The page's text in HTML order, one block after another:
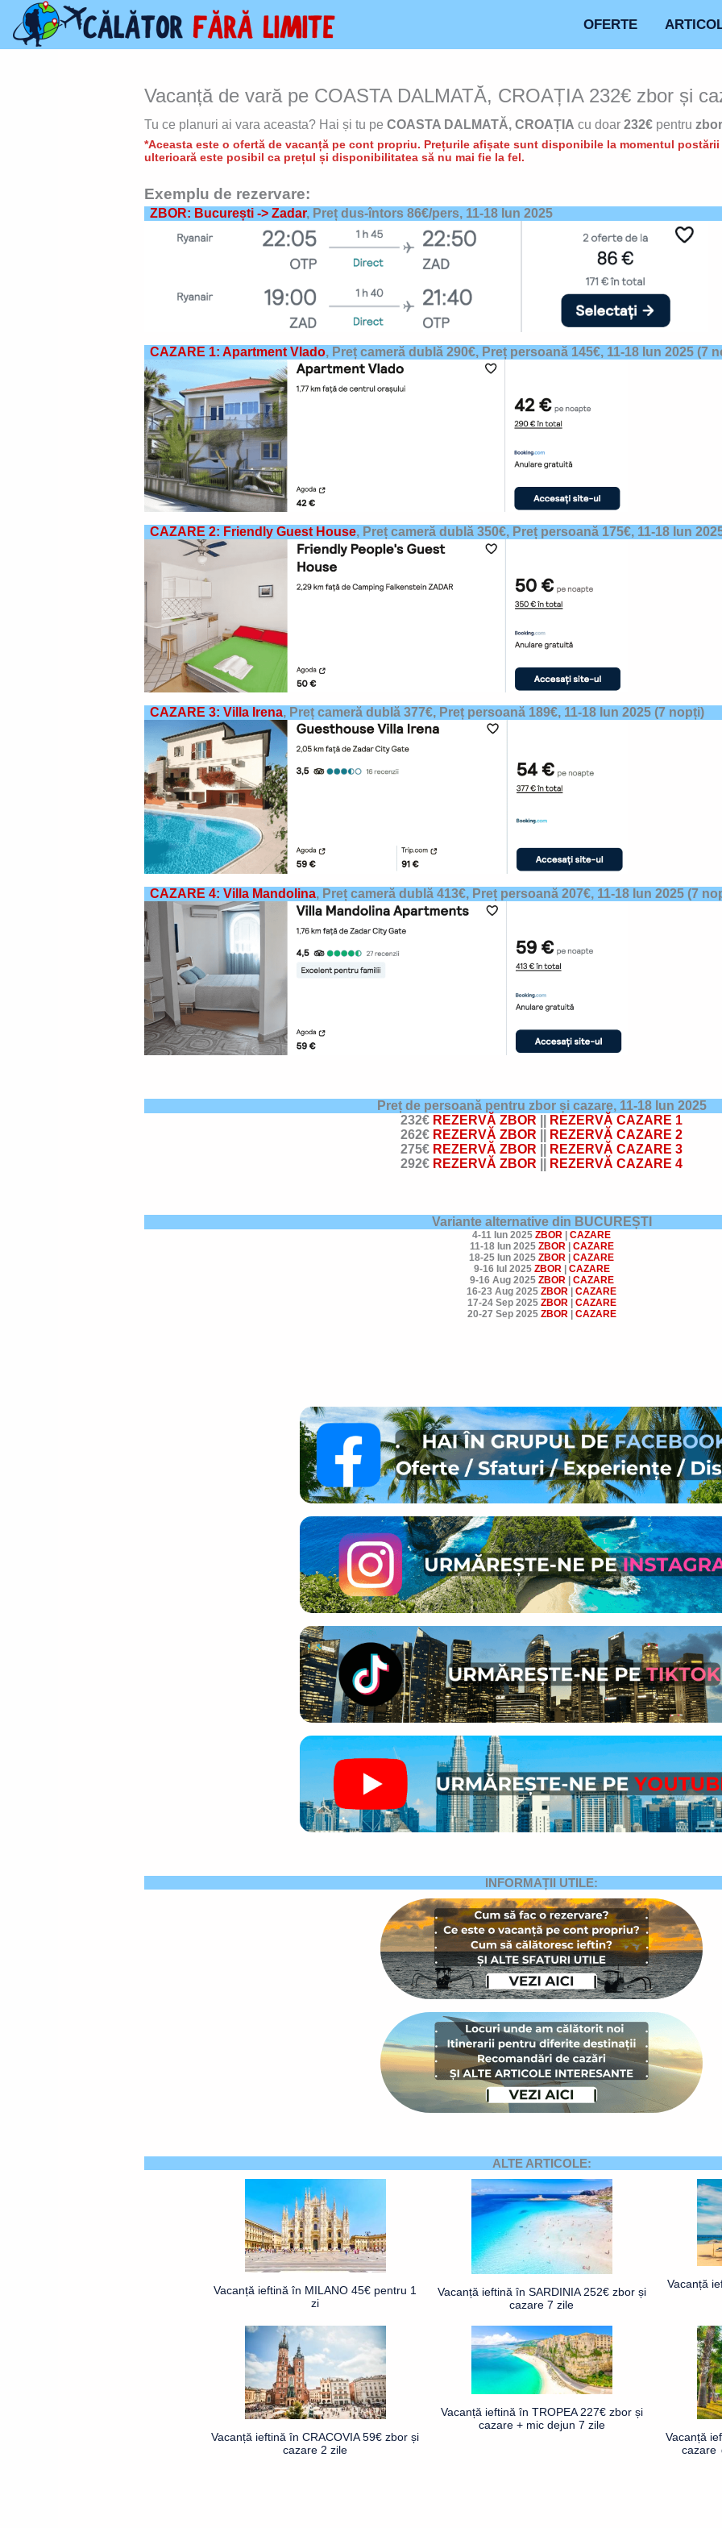
content
OFERTE
Vacanță de vară pe COASTA DALMATĂ, CROAȚIA 232€ zbor și
Tu ce planuri ai vara aceasta? Hai și tu pe COASTA DALMATĂ, CROAȚIA cu doar232€ pentru
*Aceasta este o ofertă de vacanță pe cont propriu. Prețurile afișate sunt disponibile la momentul
ulterioară este posibil ca prețul și disponibilitatea să nu mai fie la fel.
Exemplu de rezervare:
ZBOR: București -> Zadar, Preț dus-întors 86€/pers, 11-18 Iun 2025
CAZARE 1: Apartment Vlado, Preț cameră dublă 290€, Preț persoană 145€, 11-18 Iun 2025 (7
CAZARE 2: Friendly Guest House, Preț cameră dublă 350€, Preț persoană 175€, 11-18 Iun
CAZARE 3: Villa Irena, Preț cameră dublă 377€, Preț persoană 189€, 11-18 Iun 2025 (7 nopți)
CAZARE 4: Villa Mandolina, Preț cameră dublă 413€, Preț persoană 207€, 11-18 Iun 2025 (7
Preț de persoană pentru zbor și cazare, 11-18 Iun 2025
232€ REZERVĂ ZBOR
REZERVĂ CAZARE 1
262€ REZERVĂ ZBOR
REZERVĂ CAZARE 2
275€ REZERVĂ ZBOR
REZERVĂ CAZARE 3
292€ REZERVĂ ZBOR REZERVĂ CAZARE 4
Variante alternative din BUCUREȘTI
4-11 Iun 2025 ZBOR
CAZARE
11-18 Iun 2025 ZBOR| CAZARE
18-25 Iun 2025 ZBOR
CAZARE
9-16 Iul 2025 ZBOR| CAZARE
9-16 Aug 2025 ZBOR| CAZARE
16-23 Aug 2025 ZBOR
CAZARE
17-24 Sep 2025 ZBOR| CAZARE
20-27 Sep 2025 ZBOR| CAZARE
INFORMAȚII UTILE:
ALTE ARTICOLE:
Vacanță ieftină în MILANO 45€ pentru 1
zi
Vacanță ieftină în SARDINIA 252€ zbor și
cazare 7 zile
Vacanță
Vacanță ieftină în CRACOVIA 59€ zbor și
cazare 2 zile
Vacanță ieftină în TROPEA 227€ zbor și
cazare + mic dejun 7 zile
Vacanță
cazare